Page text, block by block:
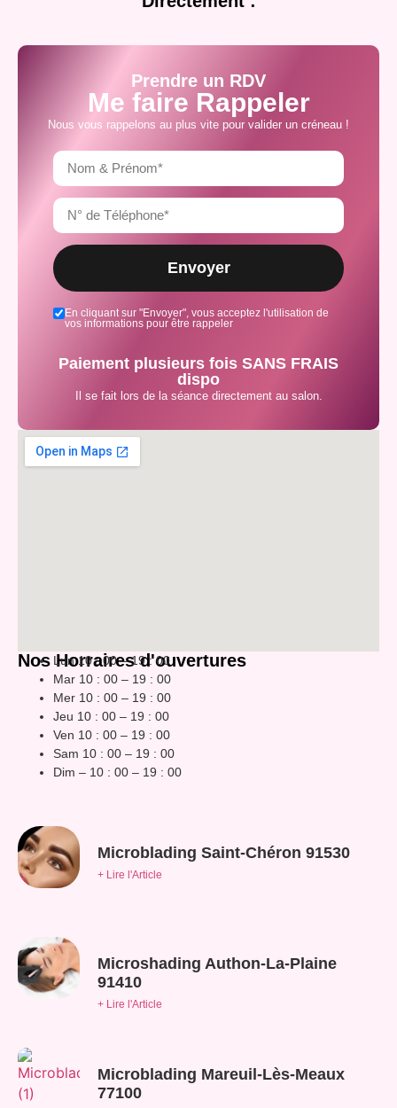
Prendre un RDV
Me faire Rappeler
Nous vous rappelons au plus vite pour valider un créneau !
En cliquant sur "Envoyer", vous acceptez l'utilisation de
vos informations pour être rappeler
Envoyer
Paiement plusieurs fois SANS FRAIS
dispo
Il se fait lors de la séance directement au salon.
Nos Horraires d'ouvertures
Lun 10 : 00 – 19 : 00
Mar 10 : 00 – 19 : 00
Mer 10 : 00 – 19 : 00
Jeu 10 : 00 – 19 : 00
Ven 10 : 00 – 19 : 00
Sam 10 : 00 – 19 : 00
Dim – 10 : 00 – 19 : 00
Microblading Saint-Chéron 91530
+ Lire l'Article
Microshading Authon-La-Plaine
91410
+ Lire l'Article
Microblading Mareuil-Lès-Meaux
77100